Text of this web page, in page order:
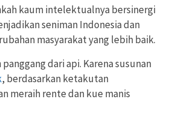
kaum intelektualnya bersinergi
seniman Indonesia dan
masyarakat yang lebih baik.
dari api. Karena susunan
, berdasarkan ketakutan
meraih rente dan kue manis